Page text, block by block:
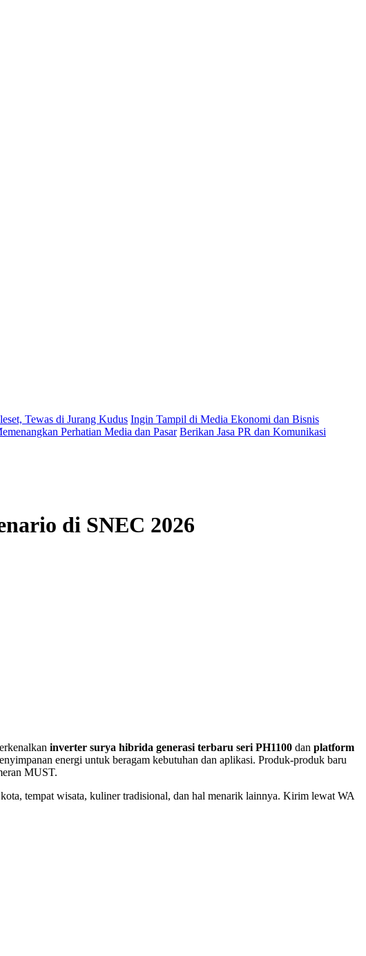
Tewas di Jurang Kudus Ingin Tampil di Media Ekonomi dan Bisnis
Perhatian Media dan Pasar Berikan Jasa PR dan Komunikasi
di SNEC 2026
inverter surya hibrida generasi terbaru seri PH1100 dan platform
energi untuk beragam kebutuhan dan aplikasi. Produk-produk baru
MUST.
tempat wisata, kuliner tradisional, dan hal menarik lainnya. Kirim lewat WA